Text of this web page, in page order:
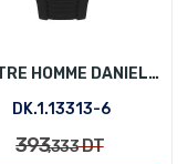
MONTRE HOMME DANIEL KLEIN DK.1.13313-6
DK.1.13313-6
393,333DT